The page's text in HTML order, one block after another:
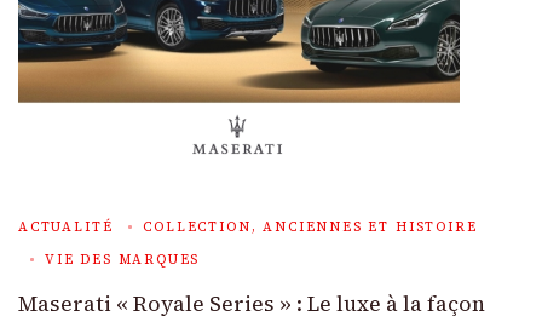
ACTUALITÉ
COLLECTION, ANCIENNES ET HISTOIRE
VIE DES MARQUES
Maserati « Royale Series » : Le luxe à la façon